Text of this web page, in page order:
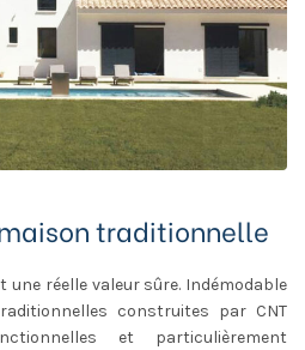
traditionnelle
réelle valeur sûre. Indémodable
construites par CNT
et particulièrement